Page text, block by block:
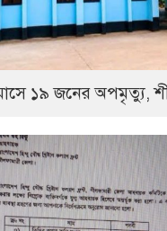
১৯ জনের অপমৃত্যু,